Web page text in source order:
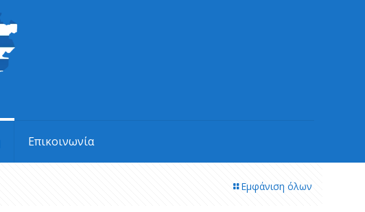
Επικοινωνία
Εμφάνιση όλων